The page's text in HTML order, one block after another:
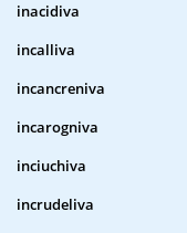
inacidiva
incalliva
incancreniva
incarogniva
inciuchiva
incrudeliva